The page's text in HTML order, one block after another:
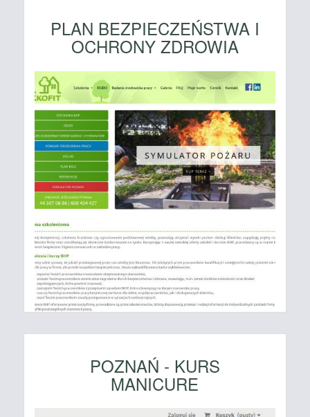
PLAN BEZPIECZEŃSTWA I
OCHRONY ZDROWIA
POZNAŃ - KURS
MANICURE